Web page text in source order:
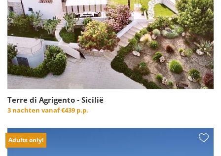
Terre di Agrigento - Sicilië
3 nachten vanaf€439 p.p.
Adults only!